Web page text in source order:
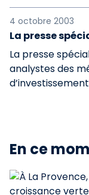
4 octobre 2003
La presse
La presse
analystes des
En ce